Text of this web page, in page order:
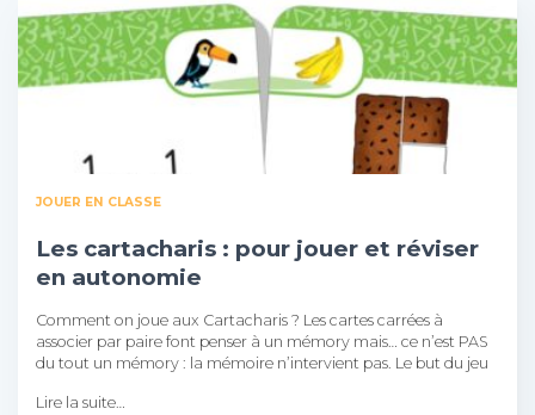
JOUER EN CLASSE
Les cartacharis : pour jouer et réviser
en autonomie
Comment on joue aux Cartacharis ? Les cartes carrées à
associer par paire font penser à un mémory mais… ce n’est PAS
du tout un mémory : la mémoire n’intervient pas. Le but du jeu
Lire la suite…